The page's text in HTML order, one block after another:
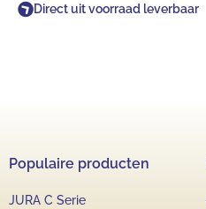
Direct uit voorraad leverbaar
Populaire producten
JURA C Serie